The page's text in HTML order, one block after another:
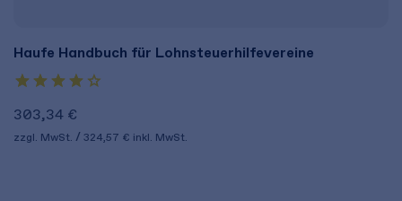
Haufe Handbuch für Lohnsteuerhilfevereine
303,34 €
zzgl. MwSt. 324,57 € inkl. MwSt.